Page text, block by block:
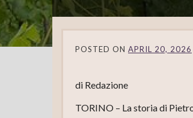
POSTED ON APRIL 20, 2026
di Redazione
TORINO – La storia di